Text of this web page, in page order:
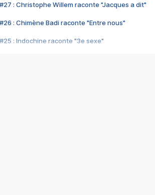
#27 : Christophe Willem raconte "Jacques a dit"
#26 : Chimène Badi raconte "Entre nous"
#25 : Indochine raconte "3e sexe"